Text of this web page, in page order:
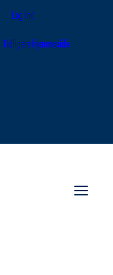
Log ind
Tidligere hjemmeside